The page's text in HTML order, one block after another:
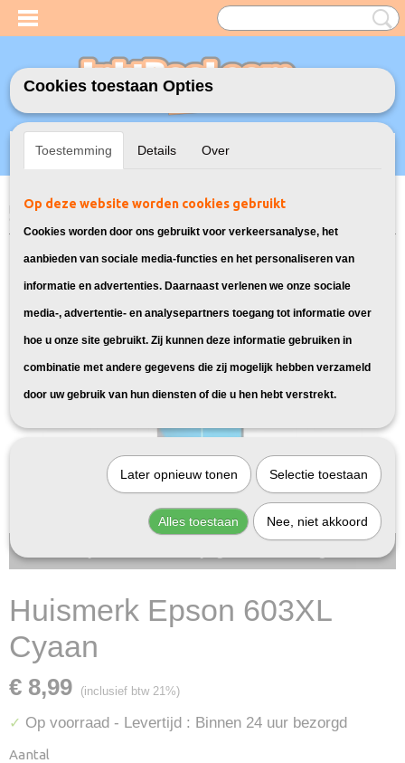
Inloggen Registreren
UW WINKELWAGEN
Home>Inktcartridges >Geschikt voor Epson>Huismerk Epson 603XL
Huismerk Epson 603XL
Cyaan
€ 8,99 (inclusief btw 21%)
✓ Op voorraad - Levertijd : Binnen 24 uur bezorgd
Aantal
Cookies toestaan Opties
Toestemming Details Over
Op deze website worden cookies gebruikt
Cookies worden door ons gebruikt voor verkeersanalyse, het
aanbieden van sociale media-functies en het personaliseren van
informatie en advertenties. Daarnaast verlenen we onze sociale
media-, advertentie- en analysepartners toegang tot informatie over
hoe u onze site gebruikt. Zij kunnen deze informatie gebruiken in
combinatie met andere gegevens die zij mogelijk hebben verzameld
door uw gebruik van hun diensten of die u hen hebt verstrekt.
Later opnieuw tonen Selectie toestaan
Alles toestaan Nee, niet akkoord